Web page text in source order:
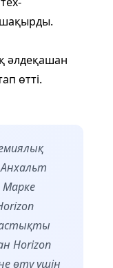
шақырды.
әлдеқашан
өтті.
Марке
Horizon
өту үшін